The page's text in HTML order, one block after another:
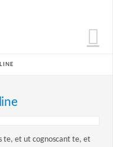
te, et ut cognoscant te, et